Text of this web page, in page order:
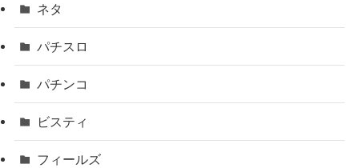
ネタ
パチスロ
パチンコ
ビスティ
フィールズ